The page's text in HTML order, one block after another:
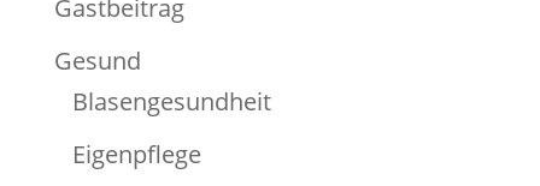
Gastbeitrag
Gesund
Blasengesundheit
Eigenpflege